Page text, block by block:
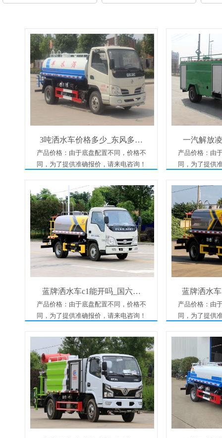
3吨洒水车价格多少_东风多…
产品价格：由于底盘配置不同，价格不
同，为了提供准确报价，请来电咨询！
一汽解放
产品价格：由
同，为了提供
蓝牌洒水车c1能开吗_国六…
产品价格：由于底盘配置不同，价格不
同，为了提供准确报价，请来电咨询！
蓝牌洒水
产品价格：由
同，为了提供